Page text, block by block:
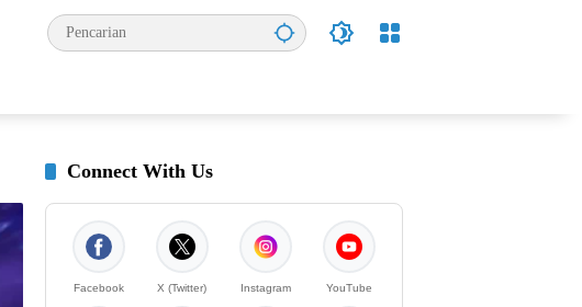
Connect With Us
Facebook X (Twitter) Instagram YouTube